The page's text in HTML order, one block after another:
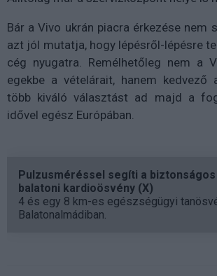
Bár a Vivo ukrán piacra érkezése nem
azt jól mutatja, hogy lépésről-lépésre
cég nyugatra. Remélhetőleg nem a
egekbe a vételárait, hanem kedvező
több kiváló választást ad majd a
idővel egész Európában.
Pulzusméréssel segíti a
balatoni kardioösvény (X)
4 és egy 8 km-es egészségügyi
Balatonalmádiban.